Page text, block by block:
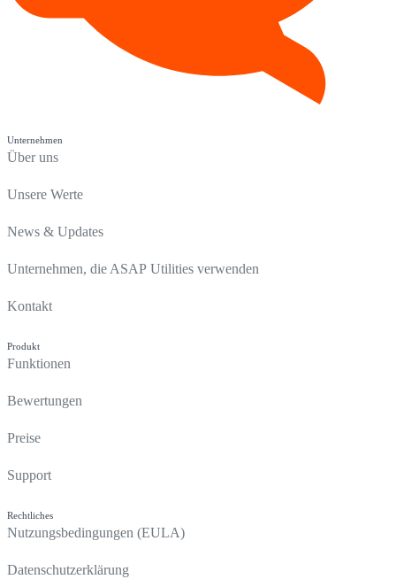
Unternehmen
Über uns
Unsere Werte
News & Updates
Unternehmen, die ASAP Utilities verwenden
Kontakt
Produkt
Funktionen
Bewertungen
Preise
Support
Rechtliches
Nutzungsbedingungen (EULA)
Datenschutzerklärung